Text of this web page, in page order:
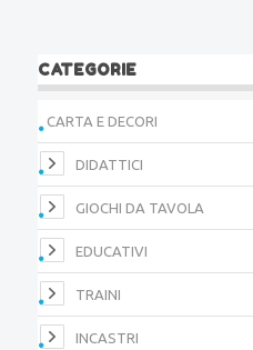
CATEGORIE
CARTA E DECORI
DIDATTICI
GIOCHI DA TAVOLA
EDUCATIVI
TRAINI
INCASTRI